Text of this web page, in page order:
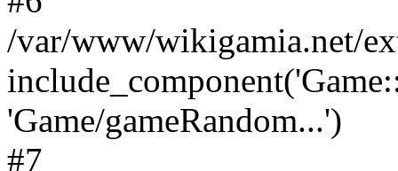
/var/www/wikigamia.net/
'Game/gameRandom...')
#7